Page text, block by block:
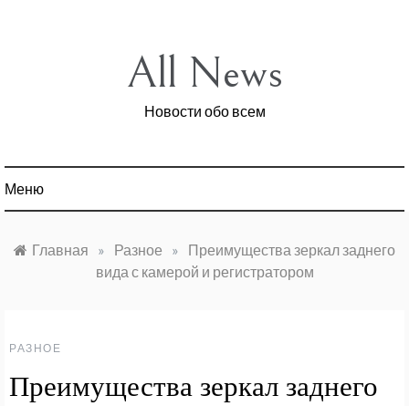
All News
Новости обо всем
Меню
Главная » Разное »
Преимущества зеркал заднего
вида с камерой и регистратором
РАЗНОЕ
Преимущества зеркал заднего